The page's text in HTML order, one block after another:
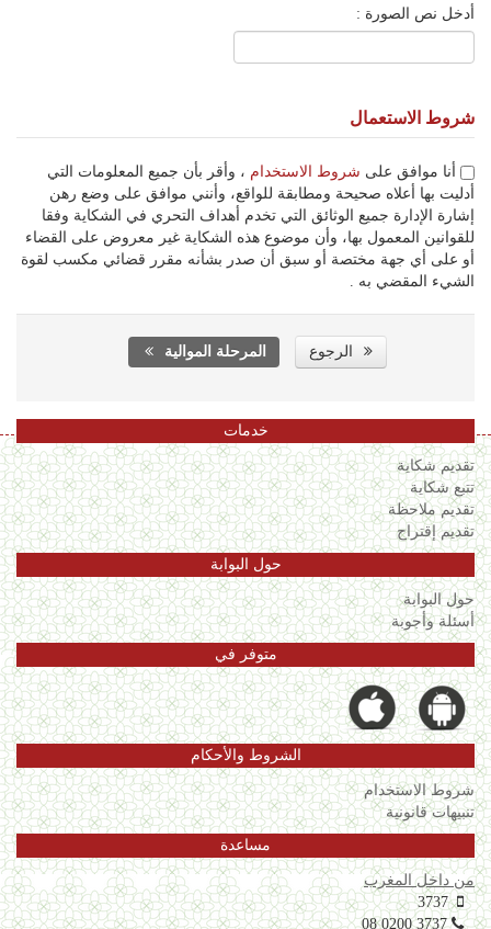
أدخل نص الصورة :
شروط الاستعمال
شروط الاستخدام ، وأقر بأن جميع المعلومات التي
أدليت بها أعلاه صحيحة ومطابقة للواقع، وأنني موافق على وضع رهن
إشارة الإدارة جميع الوثائق التي تخدم أهداف التحري في الشكاية وفقا
للقوانين المعمول بها، وأن موضوع هذه الشكاية غير معروض على القضاء
أو على أي جهة مختصة أو سبق أن صدر بشأنه مقرر قضائي مكسب لقوة
الشيء المقضي به .
الرجوع المرحلة الموالية
خدمات
تقديم شكاية
تتبع شكاية
تقديم ملاحظة
تقديم إقتراح
حول البوابة
حول البوابة
أسئلة وأجوبة
متوفر في
الشروط والأحكام
شروط الاستخدام
تنبيهات قانونية
مساعدة
من داخل المغرب
3737
08 0200 3737